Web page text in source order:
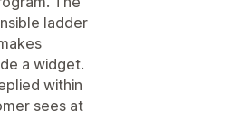
ladder
a widget.
within
sees at